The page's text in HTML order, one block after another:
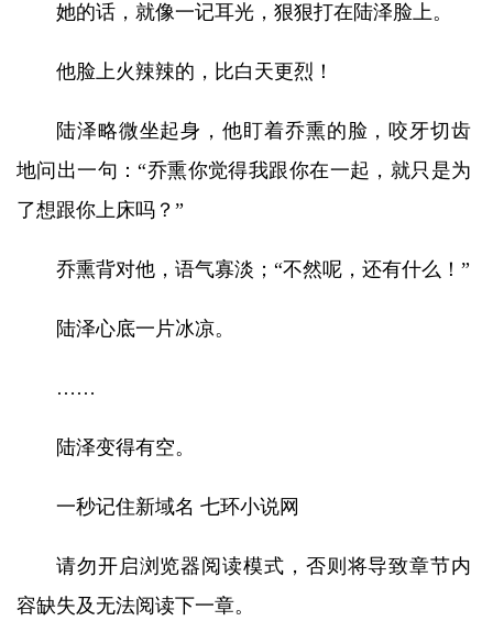
她的话，就像一记耳光，狠狠打在陆泽脸上。
他脸上火辣辣的，比白天更烈！
陆泽略微坐起身，他盯着乔熏的脸，咬牙切齿
地问出一句：“乔熏你觉得我跟你在一起，就只是为
了想跟你上床吗？”
乔熏背对他，语气寡淡；“不然呢，还有什么！”
陆泽心底一片冰凉。
……
陆泽变得有空。
一秒记住新域名 七环小说网
请勿开启浏览器阅读模式，否则将导致章节内
容缺失及无法阅读下一章。